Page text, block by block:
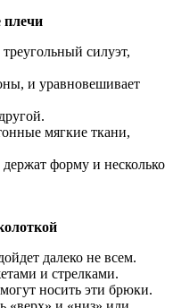
силуэт,
и уравновешивает
мягкие ткани,
форму и несколько
далеко не всем.
и стрелками.
носить эти брюки.